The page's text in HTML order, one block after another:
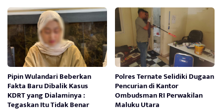
Pipin Wulandari Beberkan
Fakta Baru Dibalik Kasus
KDRT yang Dialaminya :
Tegaskan Itu Tidak Benar
Polres Ternate Selidiki Dugaan
Pencurian di Kantor
Ombudsman RI Perwakilan
Maluku Utara